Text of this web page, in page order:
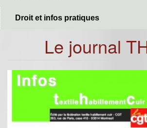
Droit et infos pratiques
Le journal